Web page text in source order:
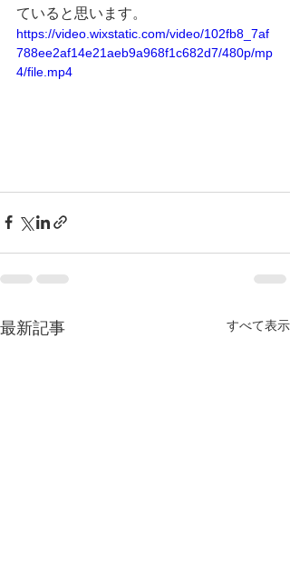
ていると思います。
https://video.wixstatic.com/video/102fb8_7af
788ee2af14e21aeb9a968f1c682d7/480p/mp
4/file.mp4
最新記事 すべて表示